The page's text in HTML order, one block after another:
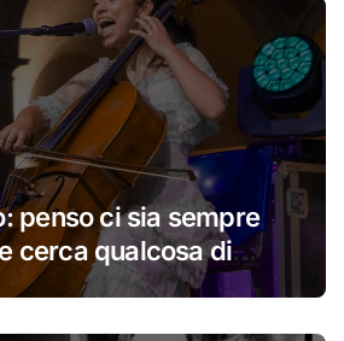
penso ci sia sempre
cerca qualcosa di